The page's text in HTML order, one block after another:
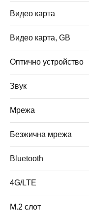
Видео карта
Видео карта, GB
Оптично устройство
Звук
Мрежа
Безжична мрежа
Bluetooth
4G/LTE
M.2 слот